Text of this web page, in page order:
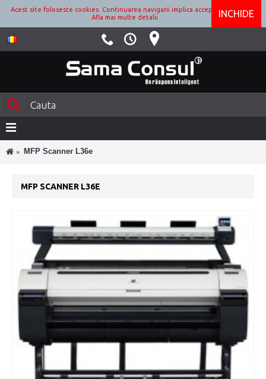
Acest site foloseste cookies. Continuarea navigarii implica acceptarea lor.
Afla mai multe detalii.
INCHIDE
MFP Scanner L36e
MFP SCANNER L36E